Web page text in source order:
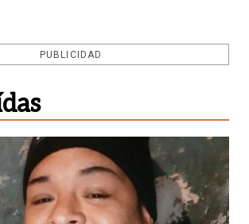
PUBLICIDAD